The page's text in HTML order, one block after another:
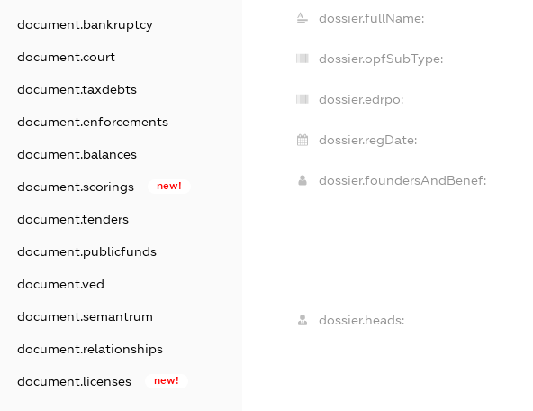
document.bankruptcy
document.court
document.taxdebts
document.enforcements
document.balances
document.scorings new!
document.tenders
document.publicfunds
document.ved
document.semantrum
document.relationships
document.licenses new!
dossier.fullName:
dossier.opfSubType:
dossier.edrpo:
dossier.regDate:
dossier.foundersAndBenef:
dossier.heads: